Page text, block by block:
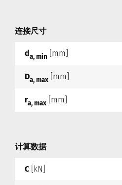
连接尺寸
da, min [mm]
Da, max [mm]
ra, max [mm]
计算数据
C [kN]